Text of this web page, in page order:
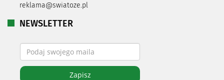
reklama@swiatoze.pl
NEWSLETTER